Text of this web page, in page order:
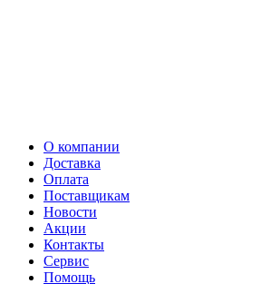
О компании
Доставка
Оплата
Поставщикам
Новости
Акции
Контакты
Сервис
Помощь